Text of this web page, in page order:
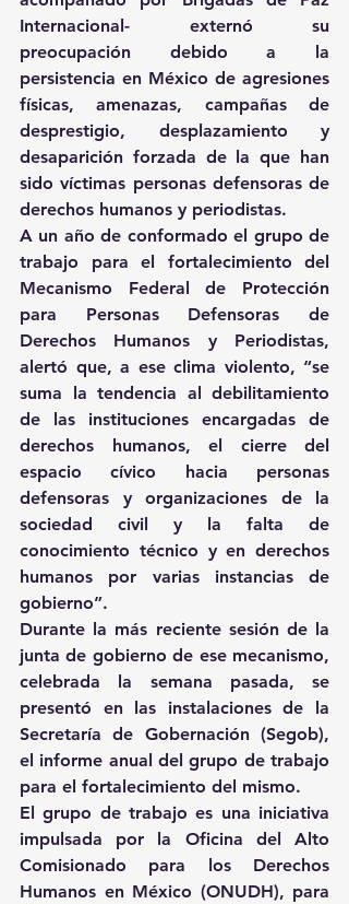
Internacional- externó su
preocupación debido a la
persistencia en México de agresiones
físicas, amenazas, campañas de
desprestigio, desplazamiento y
desaparición forzada de la que han
sido víctimas personas defensoras de
derechos humanos y periodistas.
A un año de conformado el grupo de
trabajo para el fortalecimiento del
Mecanismo Federal de Protección
para Personas Defensoras de
Derechos Humanos y Periodistas,
alertó que, a ese clima violento, “se
suma la tendencia al debilitamiento
de las instituciones encargadas de
derechos humanos, el cierre del
espacio cívico hacia personas
defensoras y organizaciones de la
sociedad civil y la falta de
conocimiento técnico y en derechos
humanos por varias instancias de
gobierno”.
Durante la más reciente sesión de la
junta de gobierno de ese mecanismo,
celebrada la semana pasada, se
presentó en las instalaciones de la
Secretaría de Gobernación (Segob),
el informe anual del grupo de trabajo
para el fortalecimiento del mismo.
El grupo de trabajo es una iniciativa
impulsada por la Oficina del Alto
Comisionado para los Derechos
Humanos en México (ONUDH), para